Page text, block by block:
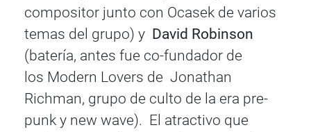
compositor junto con Ocasek de varios
temas del grupo) y David Robinson
(batería, antes fue co-fundador de
los Modern Lovers de Jonathan
Richman, grupo de culto de la era pre-
punk y new wave). El atractivo que